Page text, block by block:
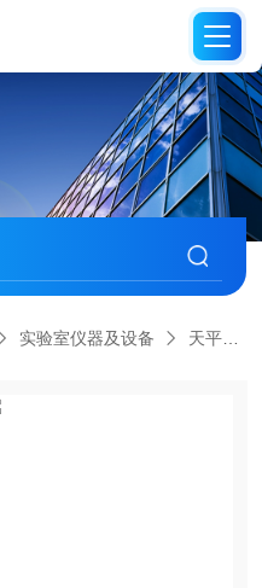
实验室仪器及设备 天平